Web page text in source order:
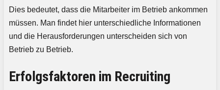
Dies bedeutet, dass die Mitarbeiter im Betrieb ankommen
müssen. Man findet hier unterschiedliche Informationen
und die Herausforderungen unterscheiden sich von
Betrieb zu Betrieb.
Erfolgsfaktoren im Recruiting